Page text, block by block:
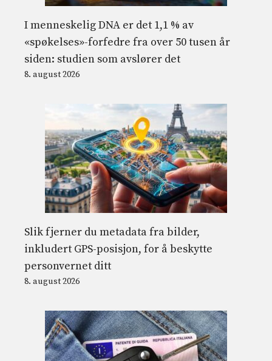
I menneskelig DNA er det 1,1 % av
«spøkelses»-forfedre fra over 50 tusen år
siden: studien som avslører det
8. august 2026
Slik fjerner du metadata fra bilder,
inkludert GPS-posisjon, for å beskytte
personvernet ditt
8. august 2026